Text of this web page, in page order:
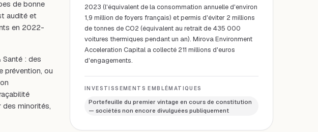
de bonne
audité et
en 2022-
: des
prévention, ou
des minorités,
2023 (l'équivalent de la consommation annuelle d'environ
1,9 million de foyers français) et permis d'éviter 2 millions
de tonnes de CO2 (équivalent au retrait de 435 000
voitures thermiques pendant un an). Mirova Environment
Acceleration Capital a collecté 211 millions d'euros
d'engagements.
INVESTISSEMENTS EMBLÉMATIQUES
Portefeuille du premier vintage en cours de constitution
— sociétés non encore divulguées publiquement